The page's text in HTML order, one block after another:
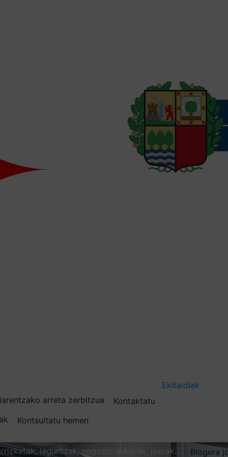
arreta zerbitzua
Kontaktatu
Kontsultatu hemen
Ekitaldiak
laguntzak, negozio aukerak, joerak… Blogera